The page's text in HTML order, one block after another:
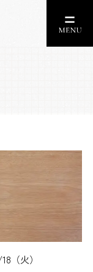
（火）